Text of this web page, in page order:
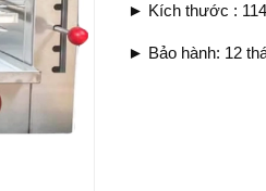
► Kích thước :
► Bảo hành: 12